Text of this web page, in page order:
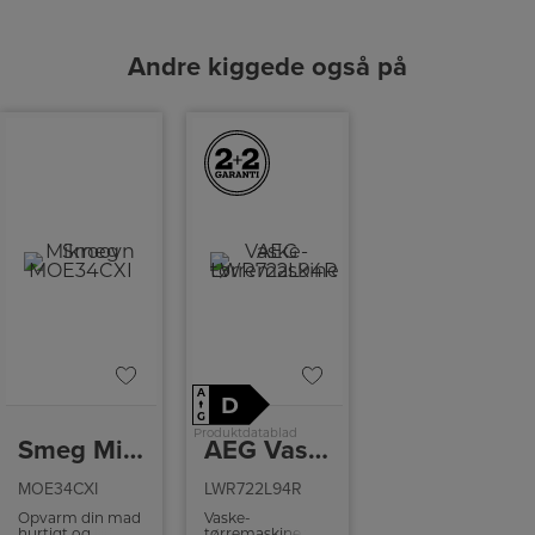
Andre kiggede også på
Smeg Mikroovn
MOE34CXI
Opvarm din mad
A
↑
G
D
Produktdatablad
AEG Vaske-tørremaskine
LWR722L94R
Vaske-